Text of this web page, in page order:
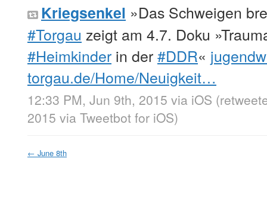
Kriegsenkel »Das Schweigen
#Torgau zeigt am 4.7. Doku
#Heimkinder in der#DDR«
torgau.de/Home/Neuigkeit…
12:33 PM, Jun 9th, 2015 via iOS
2015 via Tweetbot for iΟS)
← June 8th